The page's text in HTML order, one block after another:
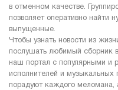
в отменном качестве.
позволяет оперативно найти
выпущенные.
Чтобы узнать новости из
послушать любимый сборник
наш портал с популярными и
исполнителей и музыкальных
порадуют каждого меломана,